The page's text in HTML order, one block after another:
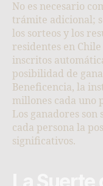
No es necesario
trámite adicional;
los sorteos y los
residentes en
inscritos
posibilidad de
Beneficencia, la
millones cada uno
Los ganadores son
cada persona la
significativos.